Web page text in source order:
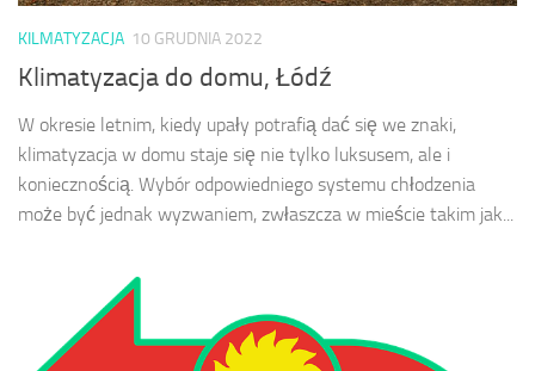
KILMATYZACJA 10 GRUDNIA 2022
Klimatyzacja do domu, Łódź
W okresie letnim, kiedy upały potrafią dać się we znaki,
klimatyzacja w domu staje się nie tylko luksusem, ale i
koniecznością. Wybór odpowiedniego systemu chłodzenia
może być jednak wyzwaniem, zwłaszcza w mieście takim jak...